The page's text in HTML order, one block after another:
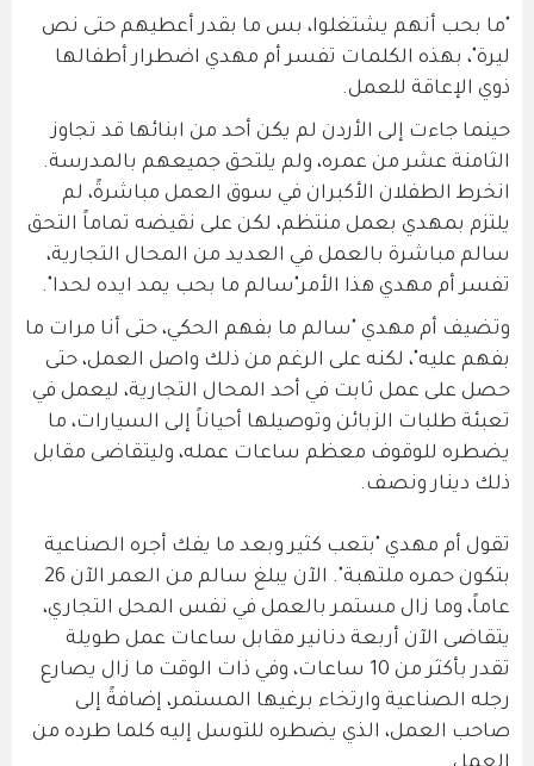
"ما بحب أنهم يشتغلوا، بس ما بقدر أعطيهم حتى نص
ليرة"، بهذه الكلمات تفسر أم مهدي اضطرار أطفالها
ذوي الإعاقة للعمل.
حينما جاءت إلى الأردن لم يكن أحد من ابنائها قد تجاوز
الثامنة عشر من عمره، ولم يلتحق جميعهم بالمدرسة.
انخرط الطفلان الأكبران في سوق العمل مباشرةً، لم
يلتزم بمهدي بعمل منتظم، لكن على نقيضه تماماً التحق
سالم مباشرة بالعمل في العديد من المحال التجارية،
تفسر أم مهدي هذا الأمر"سالم ما بحب يمد ايده لحدا".
وتضيف أم مهدي "سالم ما بفهم الحكي، حتى أنا مرات ما
بفهم عليه"، لكنه على الرغم من ذلك واصل العمل، حتى
حصل على عمل ثابت في أحد المحال التجارية، ليعمل في
تعبئة طلبات الزبائن وتوصيلها أحياناً إلى السيارات، ما
يضطره للوقوف معظم ساعات عمله، وليتقاضى مقابل
ذلك دينار ونصف.
تقول أم مهدي "بتعب كثير وبعد ما يفك أجره الصناعية
بتكون حمره ملتهبة". الآن يبلغ سالم من العمر الآن 26
عاماً، وما زال مستمر بالعمل في نفس المحل التجاري،
يتقاضى الآن أربعة دنانير مقابل ساعات عمل طويلة
تقدر بأكثر من 10 ساعات، وفي ذات الوقت ما زال يصارع
رجله الصناعية وارتخاء برغيها المستمر، إضافةً إلى
صاحب العمل، الذي يضطره للتوسل إليه كلما طرده من